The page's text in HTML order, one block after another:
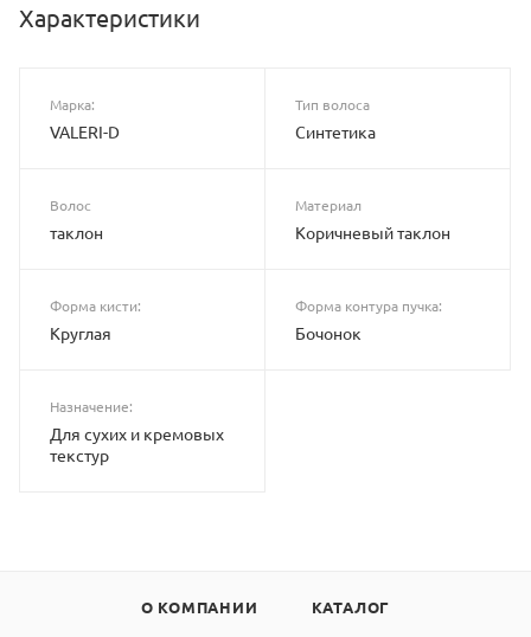
Характеристики
Марка:
VALERI-D
Тип волоса
Синтетика
Волос
таклон
Материал
Коричневый таклон
Форма кисти:
Круглая
Форма контура пучка:
Бочонок
Назначение:
Для сухих и кремовых
текстур
О КОМПАНИИ КАТАЛОГ